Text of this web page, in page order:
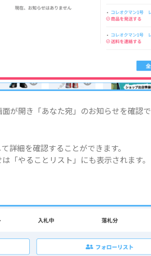
が開き「あなた宛」のお知らせを確認
詳細を確認することができます。
「やることリスト」にも表示されます。